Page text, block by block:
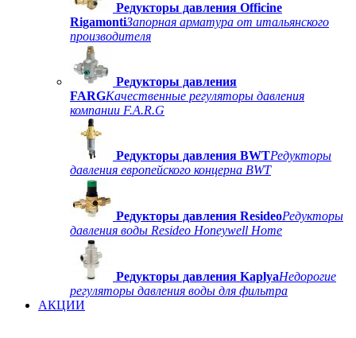
Редукторы давления Officine
RigamontiЗапорная арматура от итальянского
производителя
Редукторы давления
FARGКачественные регуляторы давления
компании F.A.R.G
Редукторы давления BWTРедукторы
давления европейского концерна BWT
Редукторы давления ResideoРедукторы
давления воды Resideo Honeywell Home
Редукторы давления KaplyaНедорогие
регуляторы давления воды для фильтра
АКЦИИ